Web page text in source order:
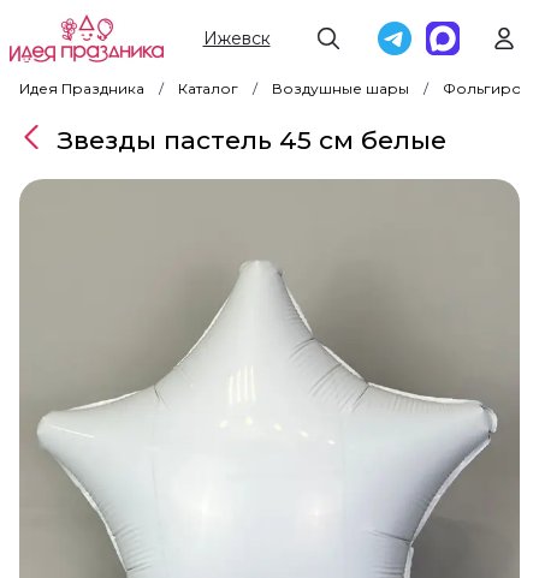
Ижевск
Идея Праздника Каталог Воздушные шары
Звезды пастель 45 см белые